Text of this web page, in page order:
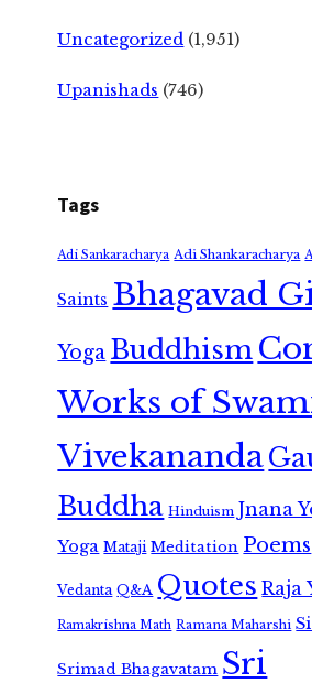
Uncategorized (1,951)
Upanishads (746)
Tags
Adi Sankaracharya Adi Shankaracharya
Saints Bhagavad
Yoga Buddhism
Works of
Vivekananda
Buddha Hinduism Jnana
Yoga Mataji Meditation Poems
Vedanta Q&A Quotes Raja
Ramakrishna Math Ramana Maharshi
Srimad Bhagavatam Sri